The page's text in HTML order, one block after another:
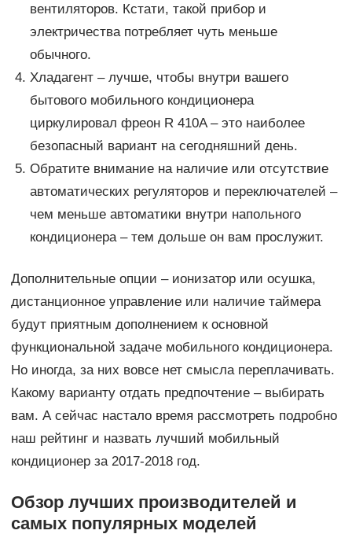
вентиляторов. Кстати, такой прибор и
электричества потребляет чуть меньше
обычного.
Хладагент – лучше, чтобы внутри вашего
бытового мобильного кондиционера
циркулировал фреон R 410A – это наиболее
безопасный вариант на сегодняшний день.
Обратите внимание на наличие или отсутствие
автоматических регуляторов и переключателей –
чем меньше автоматики внутри напольного
кондиционера – тем дольше он вам прослужит.
Дополнительные опции – ионизатор или осушка,
дистанционное управление или наличие таймера
будут приятным дополнением к основной
функциональной задаче мобильного кондиционера.
Но иногда, за них вовсе нет смысла переплачивать.
Какому варианту отдать предпочтение – выбирать
вам. А сейчас настало время рассмотреть подробно
наш рейтинг и назвать лучший мобильный
кондиционер за 2017-2018 год.
Обзор лучших производителей и
самых популярных моделей